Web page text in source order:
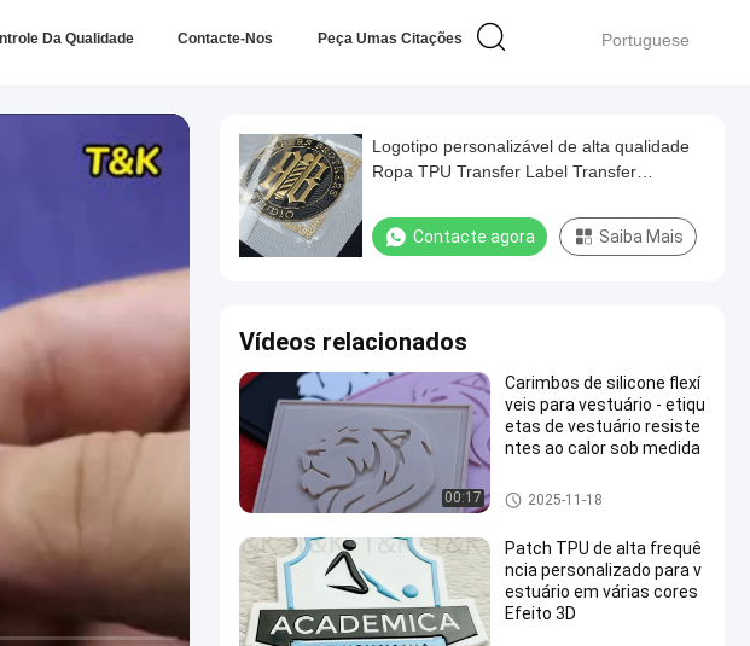
Portuguese
Da Qualidade Contacte-Nos Peça Umas Citações
Logotipo personalizável de alta qualidade
Ropa TPU Transfer Label Transfer
Etiquetas de vestuário
Contacte agora Saiba Mais
Vídeos relacionados
00:17
Carimbos de silicone flexí
veis para vestuário - etiqu
etas de vestuário resiste
ntes ao calor sob medida
Remendos feitos sob encome
nda da roupa
2025-11-18
Patch TPU de alta frequê
ncia personalizado para v
estuário em várias cores
Efeito 3D